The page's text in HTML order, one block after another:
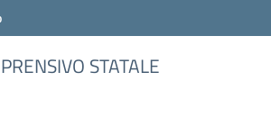
STATALE